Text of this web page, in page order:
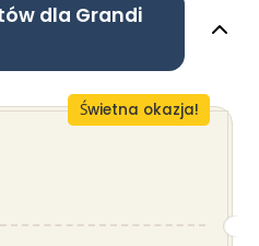
dla Grandi
Świetna okazja!